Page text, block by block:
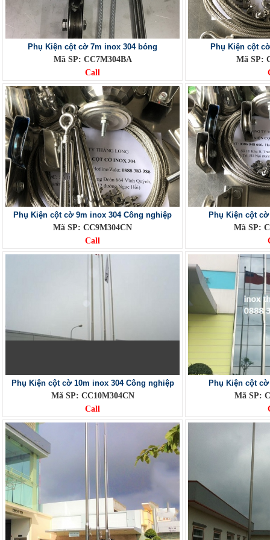
Phụ Kiện cột cờ 7m inox 304 bóng
Mã SP: CC7M304BA
Call
Phụ Kiện cột
Mã SP:
Phụ Kiện cột cờ 9m inox 304 Công nghiệp
Mã SP: CC9M304CN
Call
Phụ Kiện cột
Mã SP:
Phụ Kiện cột cờ 10m inox 304 Công nghiệp
Mã SP: CC10M304CN
Call
Phụ Kiện cột
Mã SP: